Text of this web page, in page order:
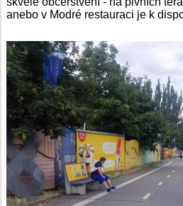
anebo v Modré restauraci je k